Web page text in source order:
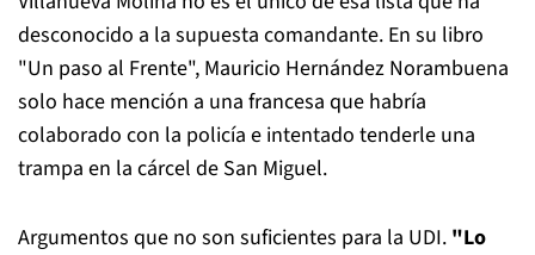
desconocido a la supuesta comandante. En su libro
"Un paso al Frente", Mauricio Hernández Norambuena
solo hace mención a una francesa que habría
colaborado con la policía e intentado tenderle una
trampa en la cárcel de San Miguel.
Argumentos que no son suficientes para la UDI. "Lo